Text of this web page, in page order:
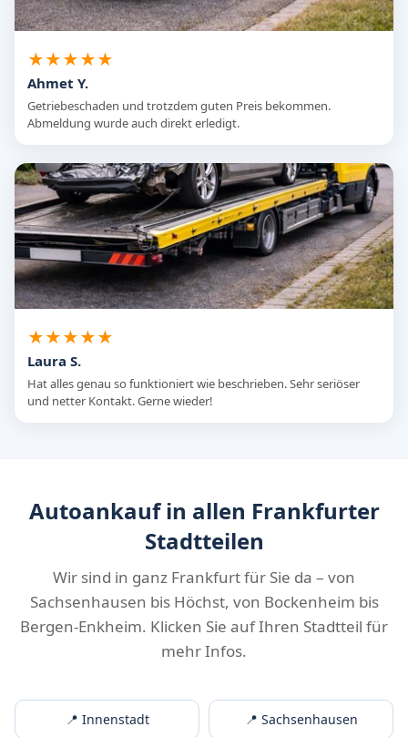
★★★★★
Ahmet Y.
Getriebeschaden und trotzdem guten Preis bekommen.
Abmeldung wurde auch direkt erledigt.
★★★★★
Laura S.
Hat alles genau so funktioniert wie beschrieben. Sehr seriöser
und netter Kontakt. Gerne wieder!
Autoankauf in allen Frankfurter
Stadtteilen
Wir sind in ganz Frankfurt für Sie da – von
Sachsenhausen bis Höchst, von Bockenheim bis
Bergen-Enkheim. Klicken Sie auf Ihren Stadtteil für
mehr Infos.
📍 Innenstadt 📍 Sachsenhausen